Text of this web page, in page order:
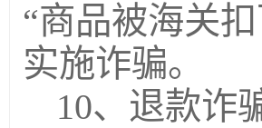
“商品被海关
实施诈骗。
10、退款诈